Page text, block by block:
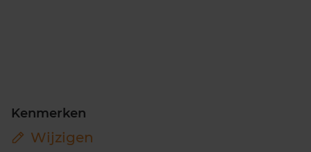
Kenmerken
Wijzigen